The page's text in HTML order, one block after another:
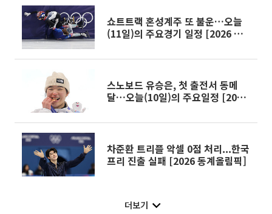
쇼트트랙 혼성계주 또 불운…오늘
(11일)의 주요경기 일정 [2026 동
스노보드 유승은, 첫 출전서 동메
달…오늘(10일)의 주요일정 [2026
차준환 트리플 악셀 0점 처리...한국
프리 진출 실패 [2026 동계올림픽]
더보기